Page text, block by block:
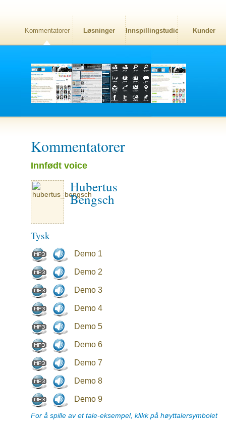
Kommentatorer Løsninger Innspillingstudio Kunder
Kommentatorer
Innfødt voice
Hubertus
Bengsch
Tysk
Demo 1
Demo 2
Demo 3
Demo 4
Demo 5
Demo 6
Demo 7
Demo 8
Demo 9
For å spille av et tale-eksempel, klikk på høyttalersymbolet